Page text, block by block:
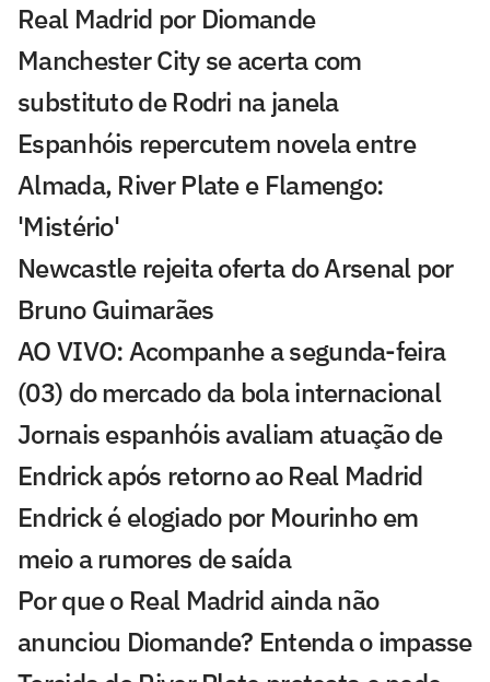
Real Madrid por Diomande
Manchester City se acerta com
substituto de Rodri na janela
Espanhóis repercutem novela entre
Almada, River Plate e Flamengo:
'Mistério'
Newcastle rejeita oferta do Arsenal por
Bruno Guimarães
AO VIVO: Acompanhe a segunda-feira
(03) do mercado da bola internacional
Jornais espanhóis avaliam atuação de
Endrick após retorno ao Real Madrid
Endrick é elogiado por Mourinho em
meio a rumores de saída
Por que o Real Madrid ainda não
anunciou Diomande? Entenda o impasse